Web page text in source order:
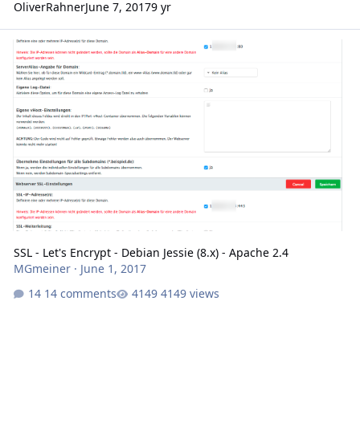
OliverRahnerJune 7, 20179 yr
SSL - Let's Encrypt - Debian Jessie (8.x) - Apache 2.4
SSL - Let's Encrypt - Debian Jessie (8.x) - Apache 2.4
MGmeiner· June 1, 2017
14 comments
4149 views